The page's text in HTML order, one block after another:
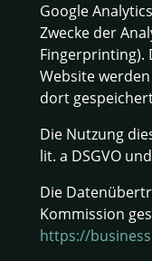
Google
Zwecke der
Fingerprinting).
Website
dort
Die Nutzung
lit. a DSGVO
Die
Kommission
https://